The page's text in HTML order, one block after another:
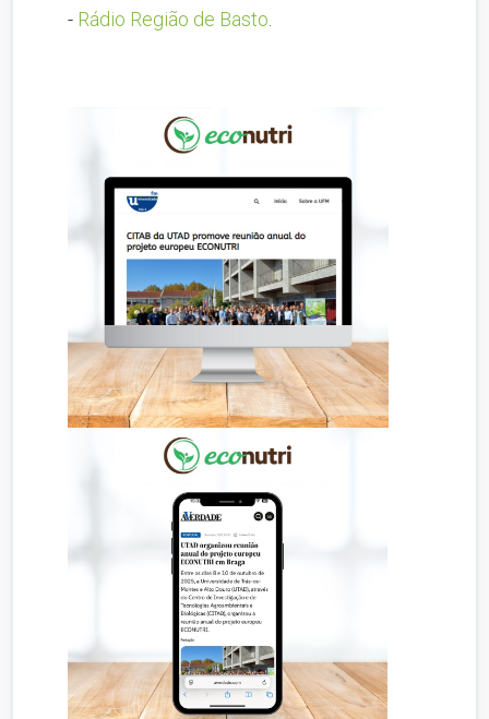
- Rádio Região de Basto